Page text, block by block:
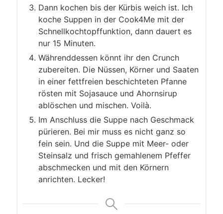
Dann kochen bis der Kürbis weich ist. Ich
koche Suppen in der Cook4Me mit der
Schnellkochtopffunktion, dann dauert es
nur 15 Minuten.
Währenddessen könnt ihr den Crunch
zubereiten. Die Nüssen, Körner und Saaten
in einer fettfreien beschichteten Pfanne
rösten mit Sojasauce und Ahornsirup
ablöschen und mischen. Voilà.
Im Anschluss die Suppe nach Geschmack
pürieren. Bei mir muss es nicht ganz so
fein sein. Und die Suppe mit Meer- oder
Steinsalz und frisch gemahlenem Pfeffer
abschmecken und mit den Körnern
anrichten. Lecker!